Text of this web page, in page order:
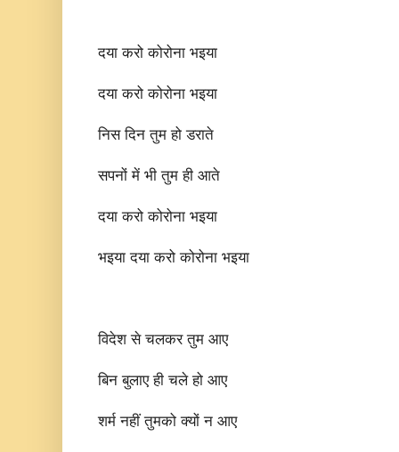
दया करो कोरोना भइया
दया करो कोरोना भइया
निस दिन तुम हो डराते
सपनों में भी तुम ही आते
दया करो कोरोना भइया
भइया दया करो कोरोना भइया
विदेश से चलकर तुम आए
बिन बुलाए ही चले हो आए
शर्म नहीं तुमको क्यों न आए